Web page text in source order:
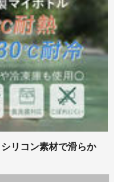
リコン素材で滑らか